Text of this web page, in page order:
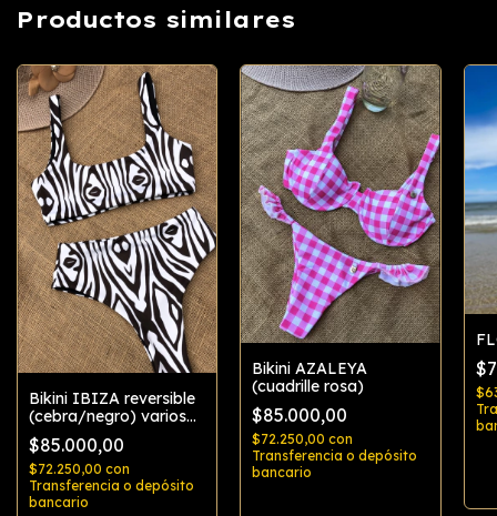
Productos similares
Bikini IBIZA reversible
(cebra/negro) varios
modelos
$85.000,00
$72.250,00 con
Transferencia o depósito
bancario
Bikini AZALEYA
(cuadrille rosa)
$85.000,00
$72.250,00con
Transferencia o depósito
bancario